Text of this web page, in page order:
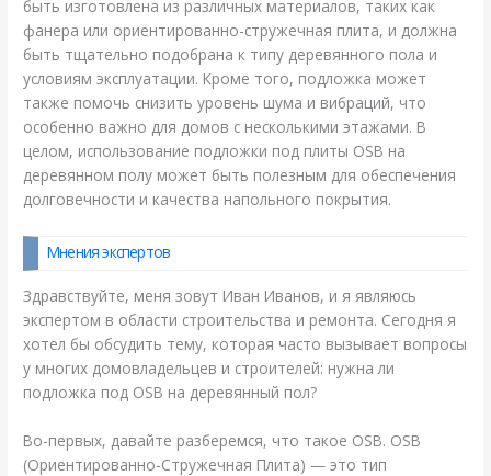
быть изготовлена из различных материалов, таких как
фанера или ориентированно-стружечная плита, и должна
быть тщательно подобрана к типу деревянного пола и
условиям эксплуатации. Кроме того, подложка может
также помочь снизить уровень шума и вибраций, что
особенно важно для домов с несколькими этажами. В
целом, использование подложки под плиты OSB на
деревянном полу может быть полезным для обеспечения
долговечности и качества напольного покрытия.
Мнения экспертов
Здравствуйте, меня зовут Иван Иванов, и я являюсь
экспертом в области строительства и ремонта. Сегодня я
хотел бы обсудить тему, которая часто вызывает вопросы
у многих домовладельцев и строителей: нужна ли
подложка под OSB на деревянный пол?
Во-первых, давайте разберемся, что такое OSB. OSB
(Ориентированно-Стружечная Плита) — это тип